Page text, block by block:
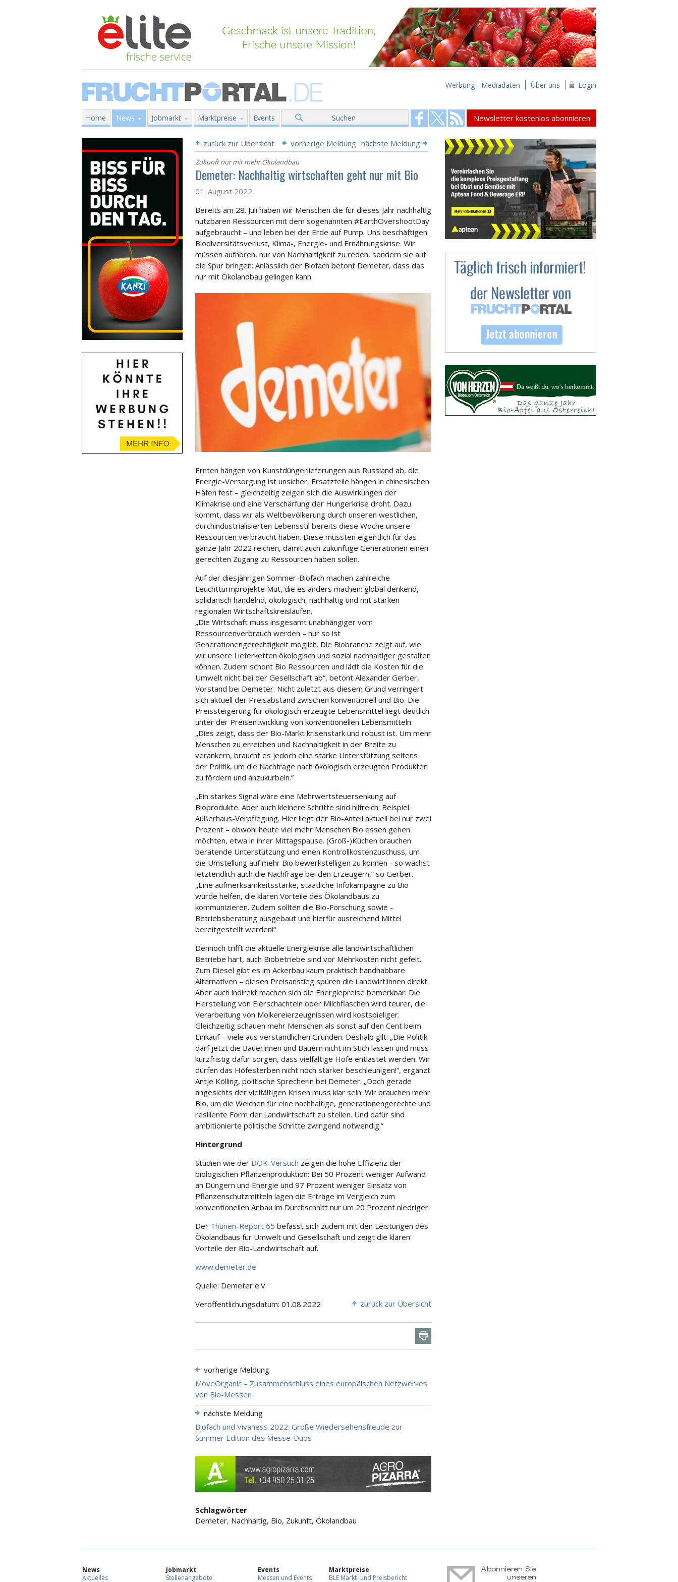
Werbung - Mediadaten Über uns Login
Home News Jobmarkt Marktpreise Events Suchen Newsletter kostenlos abonnieren
zurück zur Übersicht vorherige Meldung nächste Meldung
Zukunft nur mit mehr Ökolandbau
Demeter: Nachhaltig wirtschaften geht nur mit Bio
01. August 2022
Bereits am 28. Juli haben wir Menschen die für dieses Jahr nachhaltig
nutzbaren Ressourcen mit dem sogenannten #EarthOvershootDay
aufgebraucht – und leben bei der Erde auf Pump. Uns beschäftigen
Biodiversitätsverlust, Klima-, Energie- und Ernährungskrise. Wir
müssen aufhören, nur von Nachhaltigkeit zu reden, sondern sie auf
die Spur bringen: Anlässlich der Biofach betont Demeter, dass das
nur mit Ökolandbau gelingen kann.
Ernten hängen von Kunstdüngerlieferungen aus Russland ab, die
Energie-Versorgung ist unsicher, Ersatzteile hängen in chinesischen
Häfen fest – gleichzeitig zeigen sich die Auswirkungen der
Klimakrise und eine Verschärfung der Hungerkrise droht. Dazu
kommt, dass wir als Weltbevölkerung durch unseren westlichen,
durchindustrialisierten Lebensstil bereits diese Woche unsere
Ressourcen verbraucht haben. Diese müssten eigentlich für das
ganze Jahr 2022 reichen, damit auch zukünftige Generationen einen
gerechten Zugang zu Ressourcen haben sollen.
Auf der diesjährigen Sommer-Biofach machen zahlreiche
Leuchtturmprojekte Mut, die es anders machen: global denkend,
solidarisch handelnd, ökologisch, nachhaltig und mit starken
regionalen Wirtschaftskreisläufen.
„Die Wirtschaft muss insgesamt unabhängiger vom
Ressourcenverbrauch werden – nur so ist
Generationengerechtigkeit möglich. Die Biobranche zeigt auf, wie
wir unsere Lieferketten ökologisch und sozial nachhaltiger gestalten
können. Zudem schont Bio Ressourcen und lädt die Kosten für die
Umwelt nicht bei der Gesellschaft ab“, betont Alexander Gerber,
Vorstand bei Demeter. Nicht zuletzt aus diesem Grund verringert
sich aktuell der Preisabstand zwischen konventionell und Bio. Die
Preissteigerung für ökologisch erzeugte Lebensmittel liegt deutlich
unter der Preisentwicklung von konventionellen Lebensmitteln.
„Dies zeigt, dass der Bio-Markt krisenstark und robust ist. Um mehr
Menschen zu erreichen und Nachhaltigkeit in der Breite zu
verankern, braucht es jedoch eine starke Unterstützung seitens
der Politik, um die Nachfrage nach ökologisch erzeugten Produkten
zu fördern und anzukurbeln.”
„Ein starkes Signal wäre eine Mehrwertsteuersenkung auf
Bioprodukte. Aber auch kleinere Schritte sind hilfreich: Beispiel
Außerhaus-Verpflegung. Hier liegt der Bio-Anteil aktuell bei nur zwei
Prozent – obwohl heute viel mehr Menschen Bio essen gehen
möchten, etwa in ihrer Mittagspause. (Groß-)Küchen brauchen
beratende Unterstützung und einen Kontrollkostenzuschuss, um
die Umstellung auf mehr Bio bewerkstelligen zu können - so wächst
letztendlich auch die Nachfrage bei den Erzeugern,” so Gerber.
„Eine aufmerksamkeitsstarke, staatliche Infokampagne zu Bio
würde helfen, die klaren Vorteile des Ökolandbaus zu
kommunizieren. Zudem sollten die Bio-Forschung sowie -
Betriebsberatung ausgebaut und hierfür ausreichend Mittel
bereitgestellt werden!“
Dennoch trifft die aktuelle Energiekrise alle landwirtschaftlichen
Betriebe hart, auch Biobetriebe sind vor Mehrkosten nicht gefeit.
Zum Diesel gibt es im Ackerbau kaum praktisch handhabbare
Alternativen – diesen Preisanstieg spüren die Landwirt:innen direkt.
Aber auch indirekt machen sich die Energiepreise bemerkbar: Die
Herstellung von Eierschachteln oder Milchflaschen wird teurer, die
Verarbeitung von Molkereierzeugnissen wird kostspieliger.
Gleichzeitig schauen mehr Menschen als sonst auf den Cent beim
Einkauf – viele aus verständlichen Gründen. Deshalb gilt: „Die Politik
darf jetzt die Bäuerinnen und Bauern nicht im Stich lassen und muss
kurzfristig dafür sorgen, dass vielfältige Höfe entlastet werden. Wir
dürfen das Höfesterben nicht noch stärker beschleunigen!”, ergänzt
Antje Kölling, politische Sprecherin bei Demeter. „Doch gerade
angesichts der vielfältigen Krisen muss klar sein: Wir brauchen mehr
Bio, um die Weichen für eine nachhaltige, generationengerechte und
resiliente Form der Landwirtschaft zu stellen. Und dafür sind
ambitionierte politische Schritte zwingend notwendig.”
Hintergrund
Studien wie der DOK-Versuch zeigen die hohe Effizienz der
biologischen Pflanzenproduktion: Bei 50 Prozent weniger Aufwand
an Düngern und Energie und 97 Prozent weniger Einsatz von
Pflanzenschutzmitteln lagen die Erträge im Vergleich zum
konventionellen Anbau im Durchschnitt nur um 20 Prozent niedriger.
Der Thünen-Report 65 befasst sich zudem mit den Leistungen des
Ökolandbaus für Umwelt und Gesellschaft und zeigt die klaren
Vorteile der Bio-Landwirtschaft auf.
www.demeter.de
Quelle: Demeter e.V.
Veröffentlichungsdatum: 01.08.2022
zurück zur Übersicht
vorherige Meldung
MoveOrganic – Zusammenschluss eines europäischen Netzwerkes
von Bio-Messen
nächste Meldung
Biofach und Vivaness 2022: Große Wiedersehensfreude zur
Summer Edition des Messe-Duos
Schlagwörter
Demeter, Nachhaltig, Bio, Zukunft, Ökolandbau
News
Aktuelles
Jobmarkt
Stellenangebote
Events
Messen und Events
Marktpreise
BLE Markt- und Preisbericht